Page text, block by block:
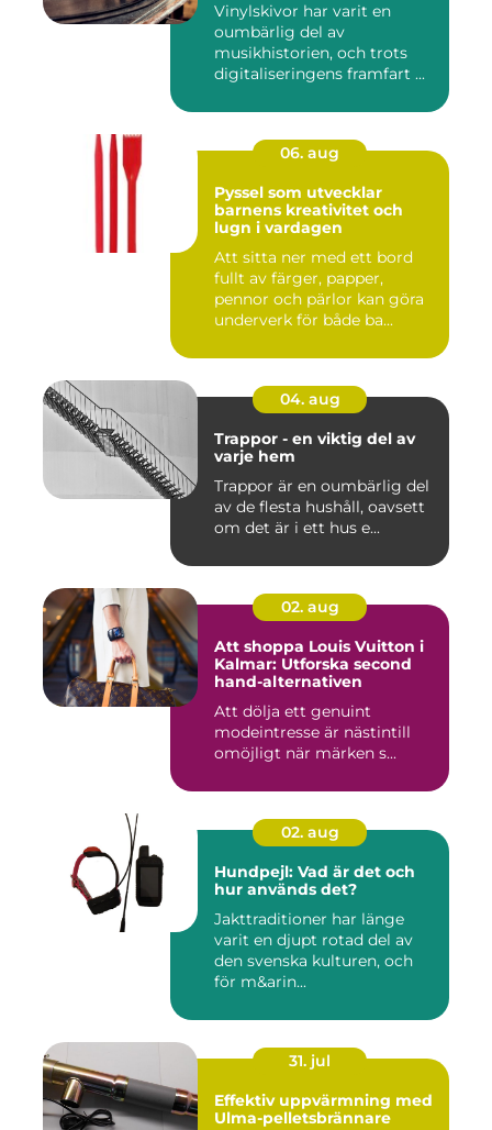
Vinylskivor har varit en
oumbärlig del av
musikhistorien, och trots
digitaliseringens framfart ...
06. aug
Pyssel som utvecklar
barnens kreativitet och
lugn i vardagen
Att sitta ner med ett bord
fullt av färger, papper,
pennor och pärlor kan göra
underverk för både ba...
04. aug
Trappor - en viktig del av
varje hem
Trappor är en oumbärlig del
av de flesta hushåll, oavsett
om det är i ett hus e...
02. aug
Att shoppa Louis Vuitton i
Kalmar: Utforska second
hand-alternativen
Att dölja ett genuint
modeintresse är nästintill
omöjligt när märken s...
02. aug
Hundpejl: Vad är det och
hur används det?
Jakttraditioner har länge
varit en djupt rotad del av
den svenska kulturen, och
för m&arin...
31. jul
Effektiv uppvärmning med
Ulma-pelletsbrännare